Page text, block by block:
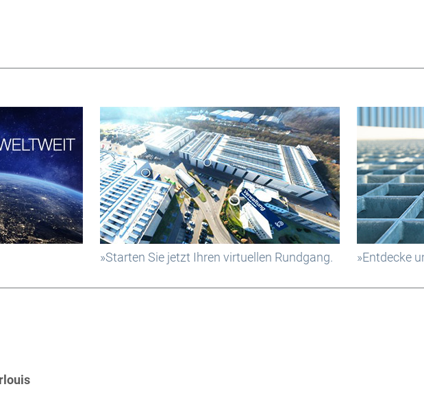
»Starten Sie jetzt Ihren virtuellen Rundgang. »Entdecke